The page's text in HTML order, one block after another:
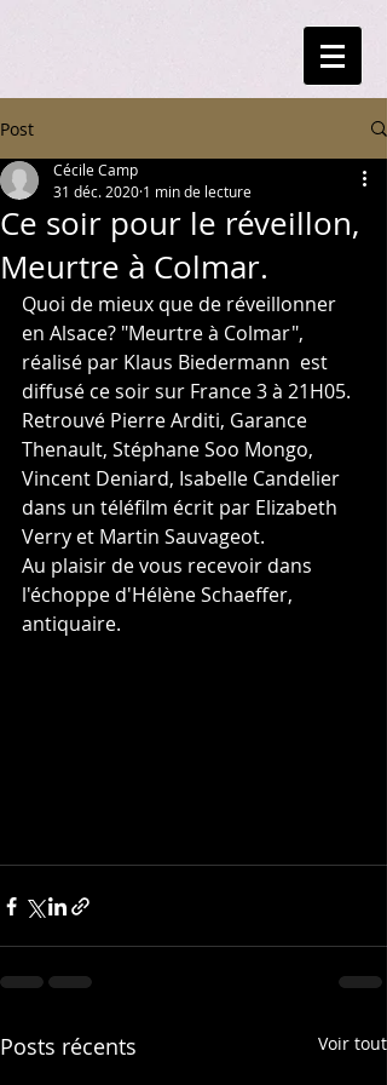
Post
Ce soir pour le réveillon,
Meurtre à Colmar.
Cécile Camp
31 déc. 2020 1 min de lecture
Quoi de mieux que de réveillonner
en Alsace? "Meurtre à Colmar",
réalisé par Klaus Biedermann  est
diffusé ce soir sur France 3 à 21H05.
Retrouvé Pierre Arditi, Garance
Thenault, Stéphane Soo Mongo,
Vincent Deniard, Isabelle Candelier
dans un téléfilm écrit par Elizabeth
Verry et Martin Sauvageot.
Au plaisir de vous recevoir dans
l'échoppe d'Hélène Schaeffer,
antiquaire.
Posts récents Voir tout